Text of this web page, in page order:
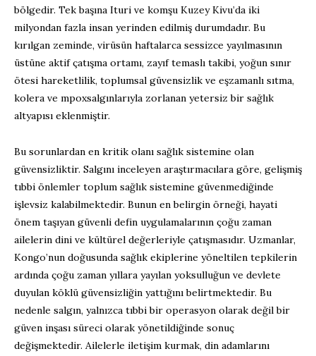
bölgedir. Tek başına Ituri ve komşu KuzeyKivu’da iki
milyondan fazla insan yerinden edilmiş durumdadır. Bu
kırılgan zeminde, virüsün haftalarca sessizce yayılmasının
üstüne aktif çatışma ortamı, zayıf temaslı takibi, yoğun sınır
ötesi hareketlilik, toplumsal güvensizlik ve eşzamanlı sıtma,
kolera ve mpoxsalgınlarıyla zorlanan yetersiz bir sağlık
altyapısı eklenmiştir.
Bu sorunlardan en kritik olanı sağlık sistemine olan
güvensizliktir. Salgını inceleyen araştırmacılara göre, gelişmiş
tıbbi önlemler toplum sağlık sistemine güvenmediğinde
işlevsiz kalabilmektedir. Bunun en belirgin örneği, hayati
önem taşıyan güvenli defin uygulamalarının çoğu zaman
ailelerin dini ve kültürel değerleriyle çatışmasıdır. Uzmanlar,
Kongo’nun doğusunda sağlık ekiplerine yöneltilen tepkilerin
ardında çoğu zaman yıllara yayılan yoksulluğun ve devlete
duyulan köklü güvensizliğin yattığını belirtmektedir. Bu
nedenle salgın, yalnızca tıbbi bir operasyon olarak değil bir
güven inşası süreci olarak yönetildiğinde sonuç
değişmektedir. Ailelerle iletişim kurmak, din adamlarını